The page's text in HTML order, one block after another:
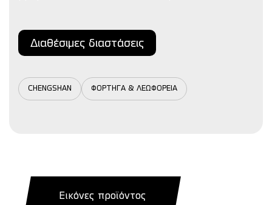
Διαθέσιμες διαστάσεις
CHENGSHAN ΦΟΡΤΗΓΑ & ΛΕΩΦΟΡΕΙΑ
Εικόνες προϊόντος